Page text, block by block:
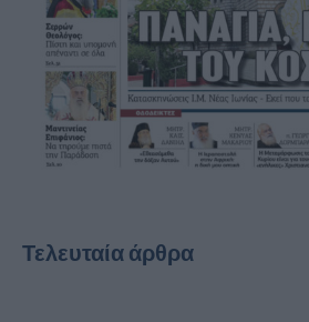
Τελευταία άρθρα